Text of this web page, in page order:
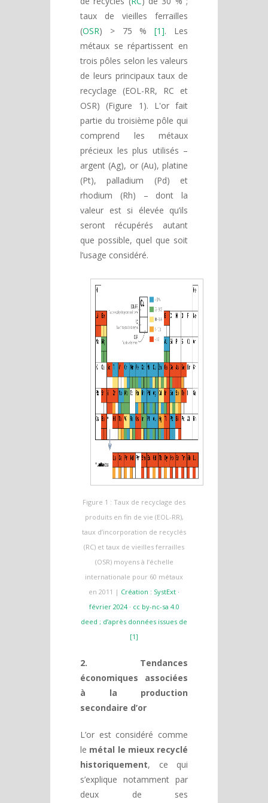
taux de vieilles ferrailles
(OSR) > 75 %[1]. Les
métaux se répartissent en
trois pôles selon les valeurs
de leurs principaux taux de
recyclage (EOL-RR, RC et
OSR) (Figure 1). L'or fait
partie du troisième pôle qui
comprend les métaux
précieux les plus utilisés –
argent (Ag), or (Au), platine
(Pt), palladium (Pd) et
rhodium (Rh) – dont la
valeur est si élevée qu’ils
seront récupérés autant
que possible, quel que soit
l’usage considéré.
Figure 1 : Taux de recyclage des
produits en fin de vie (EOL-RR),
taux d’incorporation de recyclés
(RC) et taux de vieilles ferrailles
(OSR) moyens à l’échelle
internationale pour 60 métaux
en 2011 | Création : SystExt ·
février 2024 · cc by-nc-sa 4.0
deed ; d’après données issues de
[1]
2. Tendances
économiques associées
à la production
secondaire d’or
L’or est considéré comme
le métal le mieux recyclé
historiquement, ce qui
s’explique notamment par
deux de ses